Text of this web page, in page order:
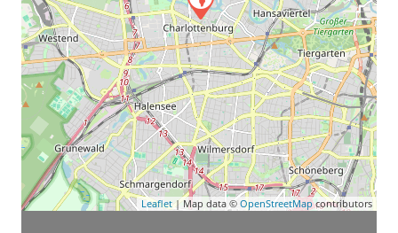
Leaflet | Map data © OpenStreetMapcontributors